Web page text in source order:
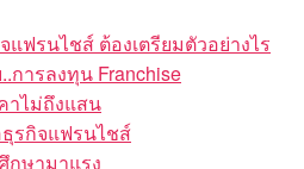
แฟรนไชส์ ต้องเตรียมตัวอย่างไร
ารลงทุน Franchise
าไม่ถึงแสน
ธุรกิจแฟรนไชส์
กษามาแรง